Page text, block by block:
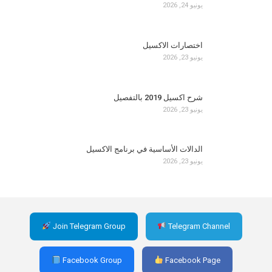
يونيو 24, 2026
اختصارات الاكسيل
يونيو 23, 2026
شرح اكسيل 2019 بالتفصيل
يونيو 23, 2026
الدالات الأساسية في برنامج الاكسيل
يونيو 23, 2026
Join Telegram Group Telegram Channel
Facebook Group Facebook Page